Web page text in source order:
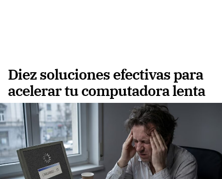
Diez soluciones efectivas para
acelerar tu computadora lenta